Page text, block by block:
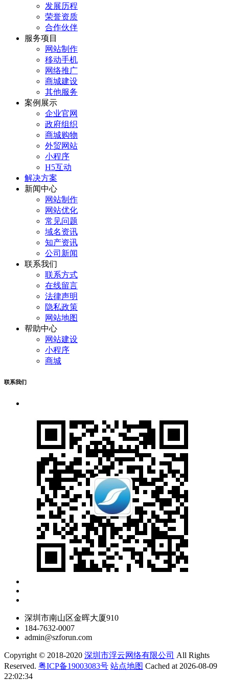
发展历程
荣誉资质
合作伙伴
服务项目
网站制作
移动手机
网络推广
商城建设
其他服务
案例展示
企业官网
政府组织
商城购物
外贸网站
小程序
H5互动
解决方案
新闻中心
网站制作
网站优化
常见问题
域名资讯
知产资讯
公司新闻
联系我们
联系方式
在线留言
法律声明
隐私政策
网站地图
帮助中心
网站建设
小程序
商城
联系我们
深圳市南山区金晖大厦910
184-7632-0007
admin@szforun.com
Copyright © 2018-2020 深圳市浮云网络有限公司 All Rights
Reserved. 粤ICP备19003083号 站点地图 Cached at 2026-08-09
22:02:34